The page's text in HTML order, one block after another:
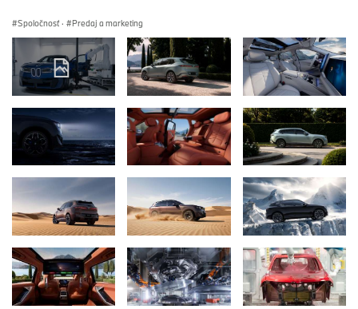
Spoločnosť · Predaj a marketing